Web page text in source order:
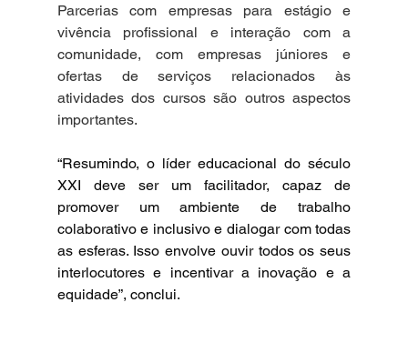
Parcerias com empresas para estágio e
vivência profissional e interação com a
comunidade, com empresas júniores e
ofertas de serviços relacionados às
atividades dos cursos são outros aspectos
importantes.
“Resumindo, o líder educacional do século
XXI deve ser um facilitador, capaz de
promover um ambiente de trabalho
colaborativo e inclusivo e dialogar com todas
as esferas. Isso envolve ouvir todos os seus
interlocutores e incentivar a inovação e a
equidade”, conclui.